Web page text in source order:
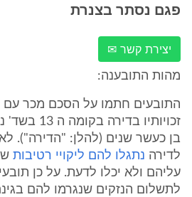
פגם נסתר בצנרת
יצירת קשר ✉
מהות התובענה:
התובעים חתמו על הסכם מכר עם
בן כעשר שנים (להלן: "הדירה").
לדירה נתגלו להם ליקויי רטיבות
עליהם ולא יכלו לדעת. על כן
לתשלום הנזקים שנגרמו להם